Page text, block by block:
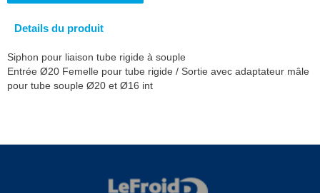
Details du produit
Siphon pour liaison tube rigide à souple
Entrée Ø20 Femelle pour tube rigide / Sortie avec adaptateur mâle
pour tube souple Ø20 et Ø16 int